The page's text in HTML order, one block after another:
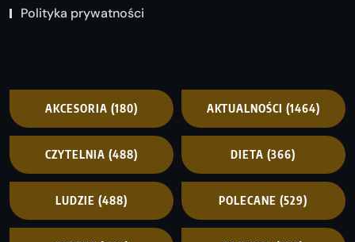
Polityka prywatności
AKCESORIA (180) AKTUALNOŚCI (1464)
CZYTELNIA (488) DIETA (366)
LUDZIE (488) POLECANE (529)